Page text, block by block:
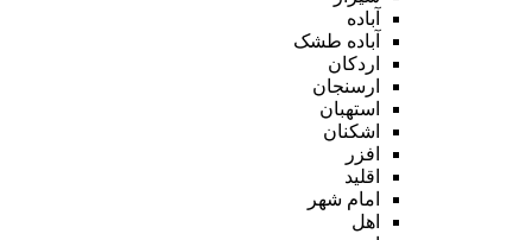
آباده
آباده طشک
اردکان
ارسنجان
استهبان
اشکنان
افزر
اقلید
امام شهر
اهل